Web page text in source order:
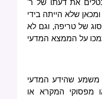
את דעתו של ר'
שלא הייתה בידי
של טריפה, וגם לא
על הממצא המדעי
משמע שהידע המדעי
מפסוקי המקרא או